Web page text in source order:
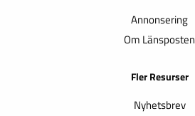
Annonsering
Om Länsposten
Fler Resurser
Nyhetsbrev